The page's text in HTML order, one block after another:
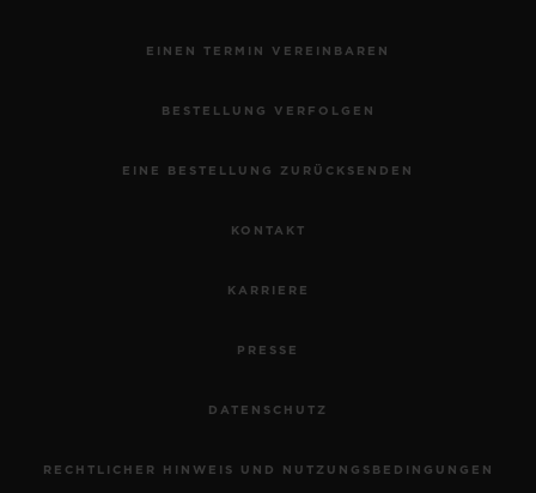
EINEN TERMIN VEREINBAREN
BESTELLUNG VERFOLGEN
EINE BESTELLUNG ZURÜCKSENDEN
KONTAKT
KARRIERE
PRESSE
DATENSCHUTZ
RECHTLICHER HINWEIS UND NUTZUNGSBEDINGUNGEN